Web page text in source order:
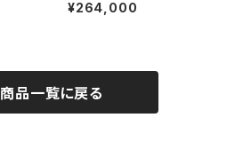
¥264,000
商品一覧に戻る